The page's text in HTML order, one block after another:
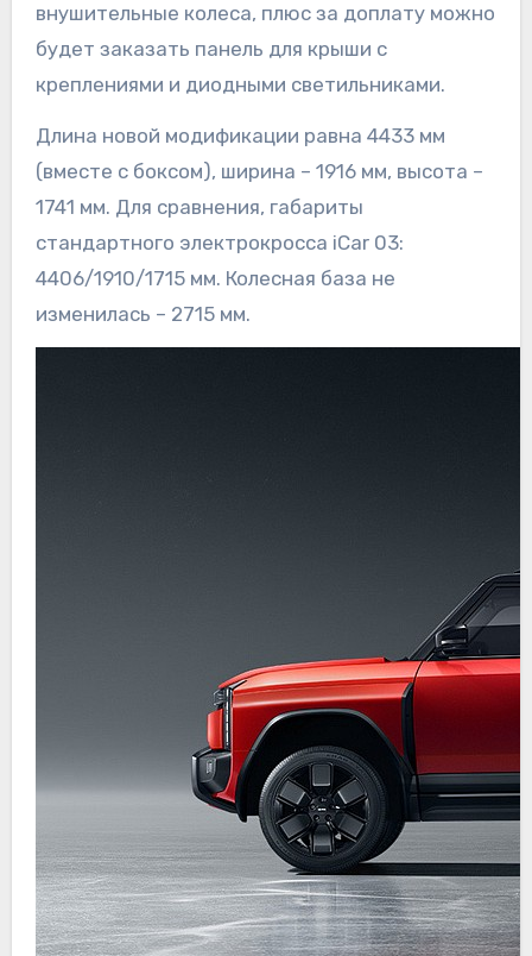
внушительные колеса, плюс за доплату можно
будет заказать панель для крыши с
креплениями и диодными светильниками.
Длина новой модификации равна 4433 мм
(вместе с боксом), ширина – 1916 мм, высота –
1741 мм. Для сравнения, габариты
стандартного электрокросса iCar 03:
4406/1910/1715 мм. Колесная база не
изменилась – 2715 мм.